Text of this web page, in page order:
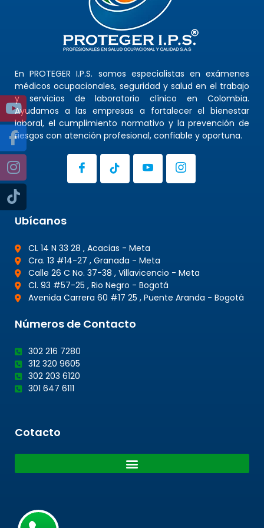
En PROTEGER I.P.S. somos especialistas en exámenes
médicos ocupacionales, seguridad y salud en el trabajo
y servicios de laboratorio clínico en Colombia.
Ayudamos a las empresas a fortalecer el bienestar
laboral, el cumplimiento normativo y la prevención de
riesgos con atención profesional, confiable y oportuna.
Ubícanos
CL 14 N 33 28 , Acacias - Meta
Cra. 13 #14-27 , Granada - Meta
Calle 26 C No. 37-38 , Villavicencio - Meta
Cl. 93 #57-25 , Rio Negro - Bogotá
Avenida Carrera 60 #17 25 , Puente Aranda - Bogotá
Números de Contacto
302 216 7280
312 320 9605
302 203 6120
301 647 6111
Cotacto